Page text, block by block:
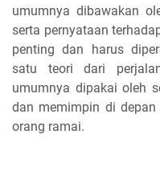
umumnya dibawakan
serta pernyataan
penting dan harus
satu teori dari
umumnya dipakai oleh
dan memimpin di
orang ramai.